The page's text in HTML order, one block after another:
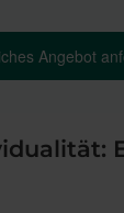
Angebot